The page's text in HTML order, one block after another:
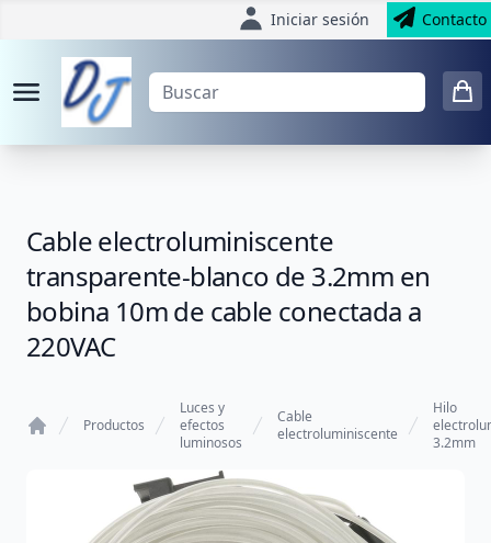
Iniciar sesión Contacto
Cable electroluminiscente
transparente-blanco de 3.2mm en
bobina 10m de cable conectada a
220VAC
Productos
Luces y
efectos
luminosos
Cable
electroluminiscente
Hilo
3.2mm